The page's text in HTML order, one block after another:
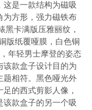
这是一款结构为磁吸
为方形，强力磁铁布
黑卡满版压雅丽纹，
版纸覆哑膜，白色铜
年轻男士摩登的姿态
该款盒子设计目的为
题相符。黑色哑光外
的西式剪影人像，
该款盒子的另一个吸